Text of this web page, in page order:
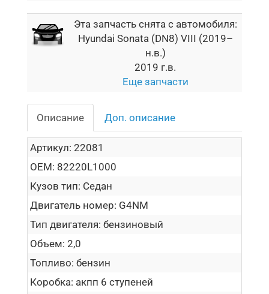
Эта запчасть снята с автомобиля:
Hyundai Sonata (DN8) VIII (2019–
н.в.)
2019 г.в.
Еще запчасти
Описание Доп. описание
Артикул: 22081
OEM: 82220L1000
Кузов тип: Седан
Двигатель номер: G4NM
Тип двигателя: бензиновый
Объем: 2,0
Топливо: бензин
Коробка: акпп 6 ступеней